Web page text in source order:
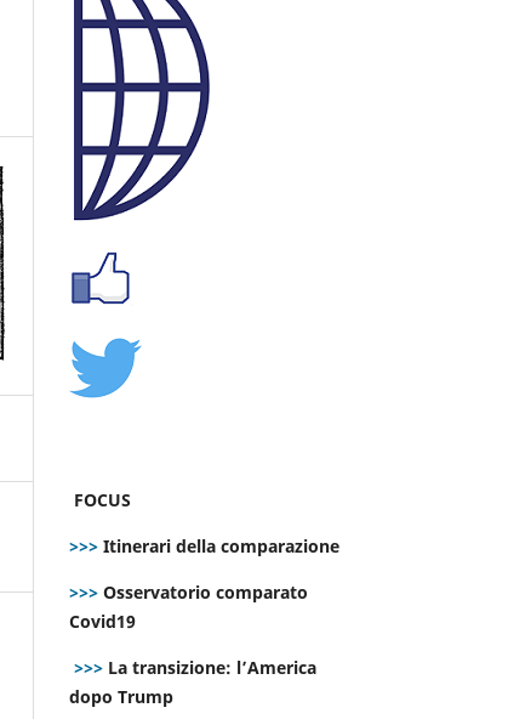
FOCUS
>>> Itinerari della comparazione
>>> Osservatorio comparato
Covid19
>>> La transizione: l’America
dopo Trump